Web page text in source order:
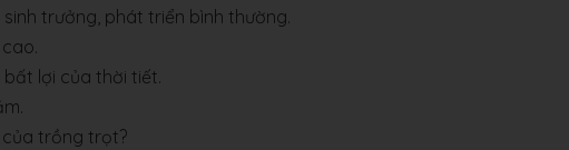
trưởng, phát triển bình thường.
lợi của thời tiết.
trồng trọt?